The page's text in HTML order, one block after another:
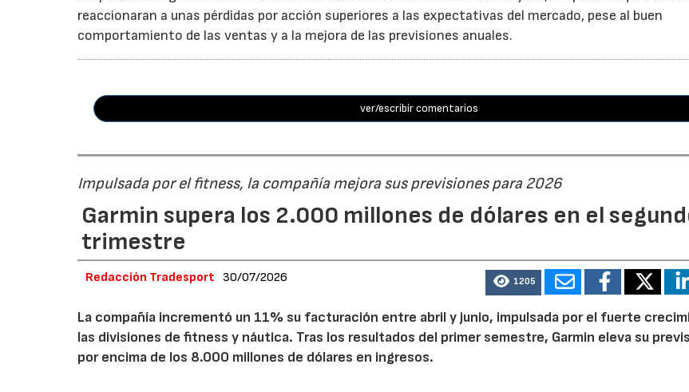
reaccionaran a unas pérdidas por acción superiores a las expectativas del mercado, pese al buen
comportamiento de las ventas y a la mejora de las previsiones anuales.
ver/escribir comentarios
Impulsada por el fitness, la compañía mejora sus previsiones para 2026
Garmin supera los 2.000 millones de dólares en el
trimestre
Redacción Tradesport 30/07/2026 1205
La compañía incrementó un 11% su facturación entre abril y junio, impulsada por el fuerte
las divisiones de fitness y náutica. Tras los resultados del primer semestre, Garmin eleva su
por encima de los 8.000 millones de dólares en ingresos.